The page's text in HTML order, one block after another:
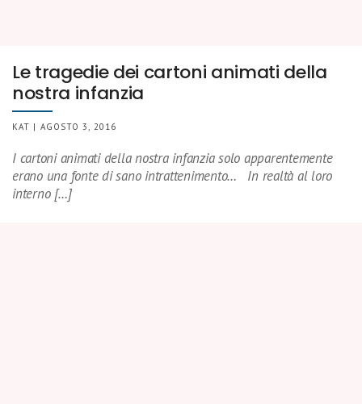
Le tragedie dei cartoni animati della
nostra infanzia
KAT | AGOSTO 3, 2016
I cartoni animati della nostra infanzia solo apparentemente
erano una fonte di sano intrattenimento… In realtà al loro
interno […]